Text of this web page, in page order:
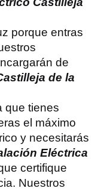
porque entras
de
de la
que tienes
el máximo
y necesitarás
Eléctrica
certifique
Nuestros